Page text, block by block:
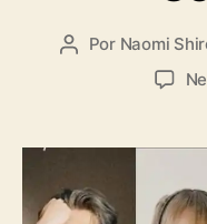
A
r
o
p
Por Naomi